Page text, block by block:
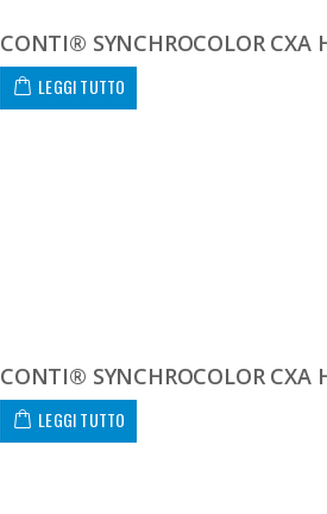
CONTI® SYNCHROCOLOR CXA
LEGGI TUTTO
CONTI® SYNCHROCOLOR CXA
LEGGI TUTTO